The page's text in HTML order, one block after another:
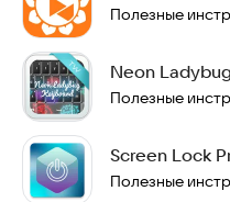
Полезные
Neon
Полезные
Screen Lock
Полезные